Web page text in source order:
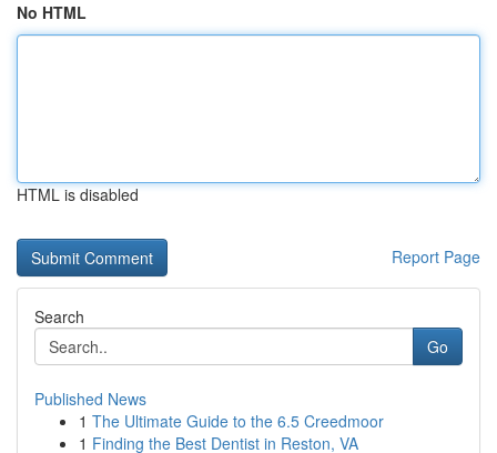
No HTML
HTML is disabled
Report Page
Search
Go
Published News
1 The Ultimate Guide to the 6.5 Creedmoor
1 Finding the Best Dentist in Reston, VA